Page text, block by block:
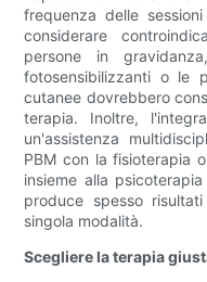
frequenza delle
considerare
persone in
fotosensibilizzanti o le
cutanee dovrebbero
terapia. Inoltre,
un'assistenza
PBM con la fisioterapia
insieme alla
produce spesso
singola modalità.
Scegliere la terapia